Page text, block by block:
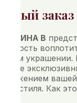
заказ
ЯНИНА В
вашей
и стиля. Как